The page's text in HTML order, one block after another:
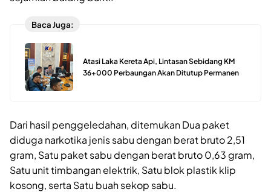
Baca Juga:
Atasi Laka Kereta Api, Lintasan Sebidang KM
36+000 Perbaungan Akan Ditutup Permanen
Dari hasil penggeledahan, ditemukan Dua paket
diduga narkotika jenis sabu dengan berat bruto 2,51
gram, Satu paket sabu dengan berat bruto 0,63 gram,
Satu unit timbangan elektrik, Satu blok plastik klip
kosong, serta Satu buah sekop sabu.